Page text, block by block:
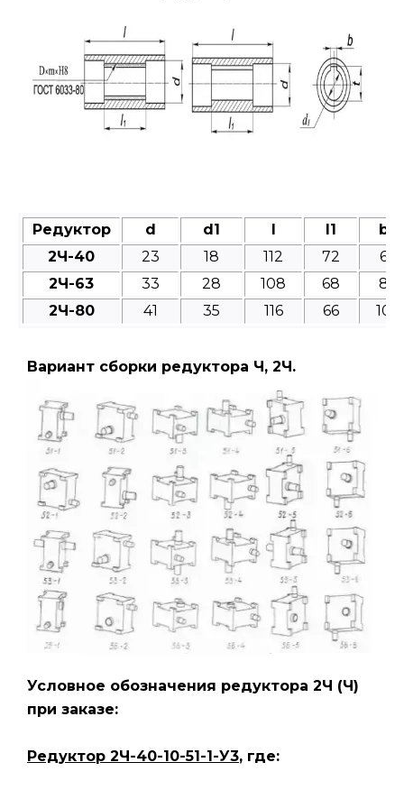
Редуктор d d1 l l1
b
2Ч-40
23 18 112 72
6
2Ч-63
33 28 108 68
8
2Ч-80
41 35 116 66 10
Вариант сборки редуктора Ч, 2Ч.
Условное обозначения редуктора 2Ч (Ч)
при заказе:
Редуктор 2Ч-40-10-51-1-У3, где: